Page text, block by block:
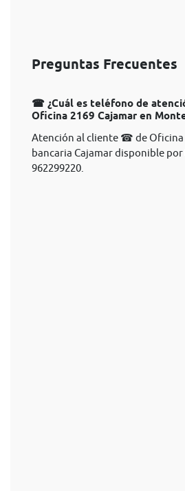
Preguntas Frecuentes
☎ ¿Cuál es teléfono de
Oficina 2169 Cajamar en
Atención al cliente ☎ de Oficina
bancaria Cajamar disponible
962299220.